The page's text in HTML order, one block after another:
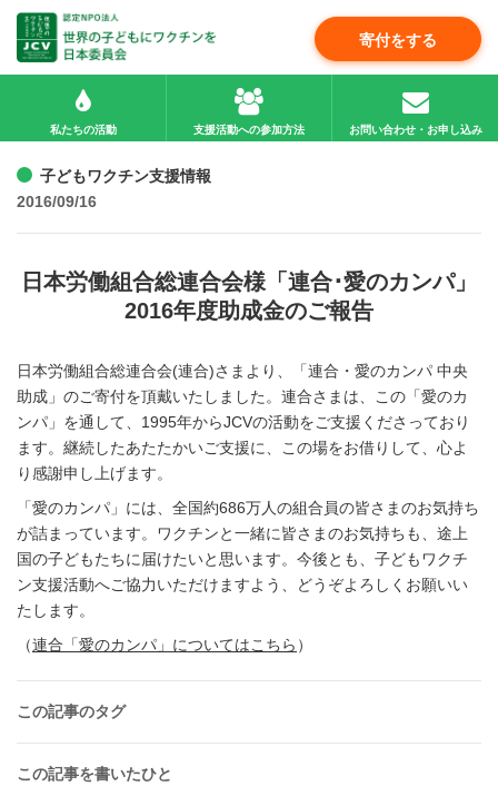
寄付をする
私たちの活動 支援活動への参加方法 お問い合わせ・お申し込み
子どもワクチン支援情報
2016/09/16
日本労働組合総連合会様「連合･愛のカンパ」
2016年度助成金のご報告
日本労働組合総連合会(連合)さまより、「連合・愛のカンパ 中央
助成」のご寄付を頂戴いたしました。連合さまは、この「愛のカ
ンパ」を通して、1995年からJCVの活動をご支援くださっており
ます。継続したあたたかいご支援に、この場をお借りして、心よ
り感謝申し上げます。
「愛のカンパ」には、全国約686万人の組合員の皆さまのお気持ち
が詰まっています。ワクチンと一緒に皆さまのお気持ちも、途上
国の子どもたちに届けたいと思います。今後とも、子どもワクチ
ン支援活動へご協力いただけますよう、どうぞよろしくお願いい
たします。
（連合「愛のカンパ」についてはこちら ）
この記事のタグ
この記事を書いたひと